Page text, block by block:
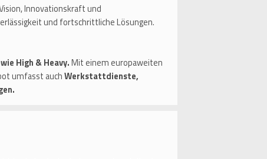
Innovationskraft und
und fortschrittliche Lösungen.
High & Heavy.Mit einem europaweiten
umfasst auchWerkstattdienste,